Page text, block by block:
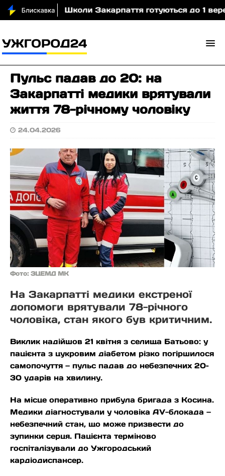
Школи Закарпаття готуються до 1
Пульс падав до 20: на
Закарпатті медики врятували
життя 78-річному чоловіку
24.04.2026
Фото: ЗЦЕМД МК
На Закарпатті медики екстреної
допомоги врятували 78-річного
чоловіка, стан якого був критичним.
Виклик надійшов 21 квітня з селища Батьово: у
пацієнта з цукровим діабетом різко погіршилося
самопочуття — пульс падав до небезпечних 20–
30 ударів на хвилину.
На місце оперативно прибула бригада з Косина.
Медики діагностували у чоловіка AV-блокада —
небезпечний стан, що може призвести до
зупинки серця. Пацієнта терміново
госпіталізували до Ужгородський
кардіодиспансер.